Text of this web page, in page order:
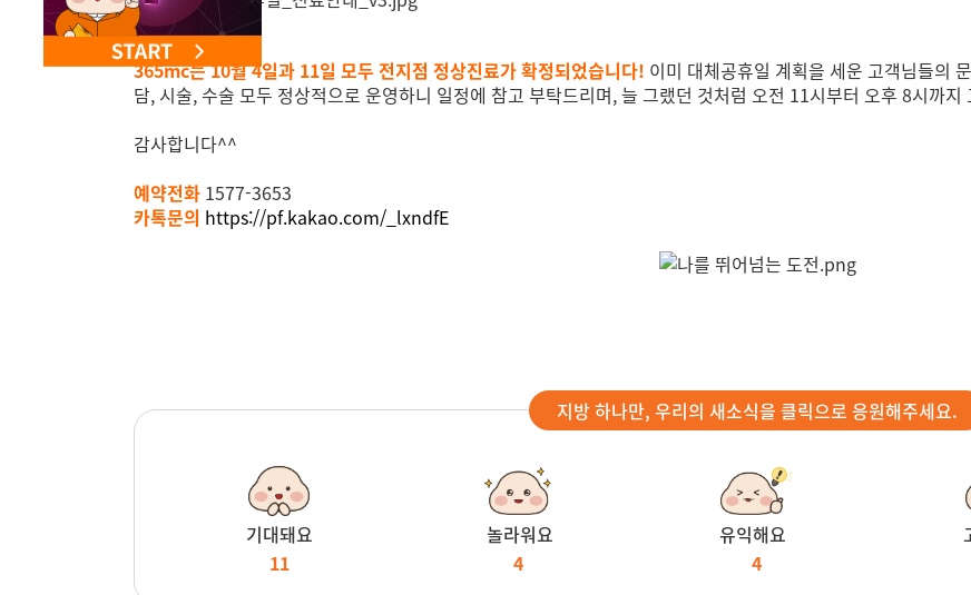
365mc는 10월 4일과 11일 모두 전지점 정상진료가 확정되었습니다! 이미 대체공휴일 계획을 세운 고객님들의
담, 시술, 수술 모두 정상적으로 운영하니 일정에 참고 부탁드리며, 늘 그랬던 것처럼 오전 11시부터 오후 8시까
감사합니다^^
예약전화 1577-3653
카톡문의 https://pf.kakao.com/_lxndfE
지방 하나만, 우리의 새소식을 클릭으로 응원해주세요.
기대돼요
11
놀라워요
4
유익해요
4